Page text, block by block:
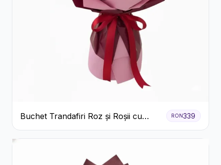
Buchet Trandafiri Roz și Roșii cu
Eucalipt și Gypsophila
RON339